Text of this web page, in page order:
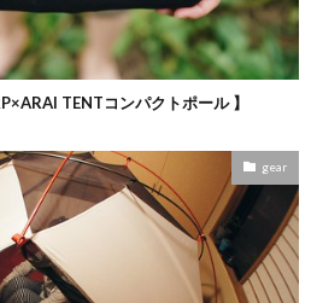
TENTコンパクトポール 】
gear